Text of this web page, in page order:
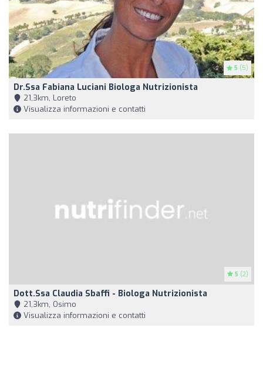
5 (5)
Dr.ssa Fabiana Luciani Biologa Nutrizionista
21,3km, Loreto
Visualizza informazioni e contatti
5 (2)
Dott.ssa Claudia Sbaffi - Biologa Nutrizionista
21,3km, Osimo
Visualizza informazioni e contatti